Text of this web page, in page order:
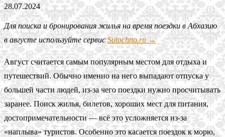
28.07.2024
Для поиска и бронирования жилья на время поездки в Абхазию
в августе используйте сервисSutochno.ru →
Август считается самым популярным местом для отдыха и
путешествий. Обычно именно на него выпадают отпуска у
большей части людей, из-за чего поездки нужно просчитывать
заранее. Поиск жилья, билетов, хороших мест для питания,
достопримечательности — всё это усложняется из-за
«наплыва» туристов. Особенно это касается поездок к морю,